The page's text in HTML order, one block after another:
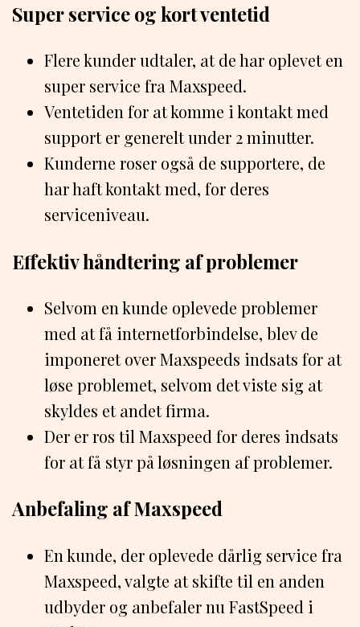
Super service og kort ventetid
Flere kunder udtaler, at de har oplevet en
super service fra Maxspeed.
Ventetiden for at komme i kontakt med
support er generelt under 2 minutter.
Kunderne roser også de supportere, de
har haft kontakt med, for deres
serviceniveau.
Effektiv håndtering af problemer
Selvom en kunde oplevede problemer
med at få internetforbindelse, blev de
imponeret over Maxspeeds indsats for at
løse problemet, selvom det viste sig at
skyldes et andet firma.
Der er ros til Maxspeed for deres indsats
for at få styr på løsningen af problemer.
Anbefaling af Maxspeed
En kunde, der oplevede dårlig service fra
Maxspeed, valgte at skifte til en anden
udbyder og anbefaler nu FastSpeed i